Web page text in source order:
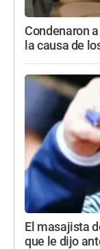
Condenaron
la causa de
El masajista
que le dijo